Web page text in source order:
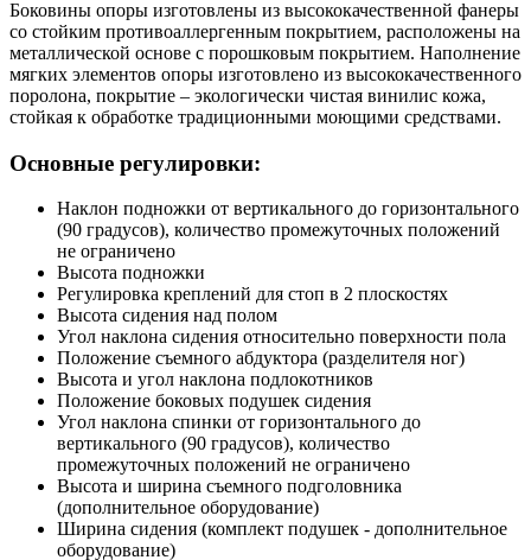
Боковины опоры изготовлены из высококачественной фанеры
со стойким противоаллергенным покрытием, расположены на
металлической основе с порошковым покрытием. Наполнение
мягких элементов опоры изготовлено из высококачественного
поролона, покрытие – экологически чистая винилис кожа,
стойкая к обработке традиционными моющими средствами.
Основные регулировки:
Наклон подножки от вертикального до горизонтального
(90 градусов), количество промежуточных положений
не ограничено
Высота подножки
Регулировка креплений для стоп в 2 плоскостях
Высота сидения над полом
Угол наклона сидения относительно поверхности пола
Положение съемного абдуктора (разделителя ног)
Высота и угол наклона подлокотников
Положение боковых подушек сидения
Угол наклона спинки от горизонтального до
вертикального (90 градусов), количество
промежуточных положений не ограничено
Высота и ширина съемного подголовника
(дополнительное оборудование)
Ширина сидения (комплект подушек - дополнительное
оборудование)